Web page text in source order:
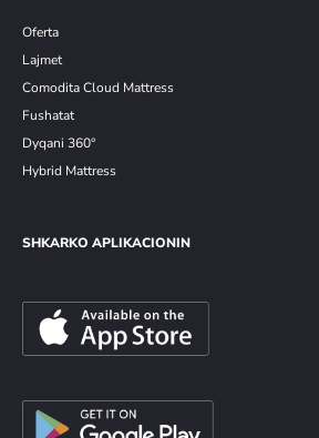
Oferta
Lajmet
Comodita Cloud Mattress
Fushatat
Dyqani 360°
Hybrid Mattress
SHKARKO APLIKACIONIN